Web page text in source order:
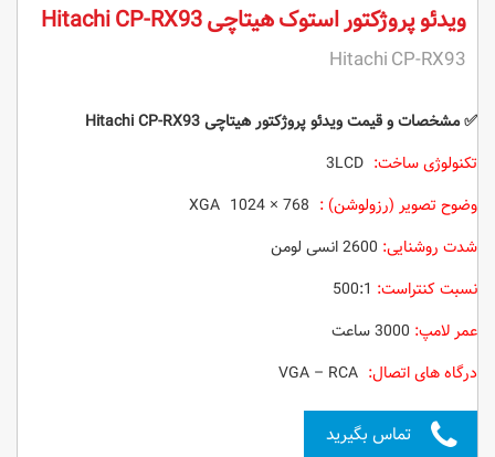
ویدئو پروژکتور استوک هیتاچی Hitachi CP-RX93
Hitachi CP-RX93
✅ مشخصات و قیمت ویدئو پروژکتورهیتاچی Hitachi CP-RX93
تکنولوژی ساخت: ‌3LCD
وضوح تصویر (رزولوشن) :
شدت روشنایی: 2600 انسی لومن
نسبت کنتراست:
عمر لامپ:
درگاه های اتصال:
تماس بگیرید